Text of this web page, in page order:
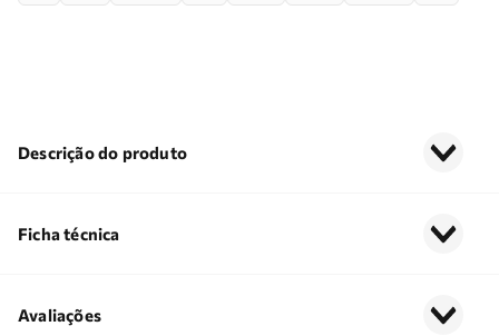
Descrição do produto
Ficha técnica
Avaliações